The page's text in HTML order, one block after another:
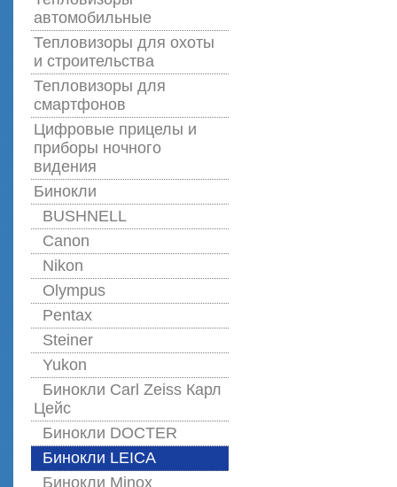
автомобильные
Тепловизоры для охоты
и строительства
Тепловизоры для
смартфонов
Цифровые прицелы и
приборы ночного
видения
Бинокли
BUSHNELL
Canon
Nikon
Olympus
Pentax
Steiner
Yukon
Бинокли Carl Zeiss Карл
Цейс
Бинокли DOCTER
Бинокли LEICA
Бинокли Minox